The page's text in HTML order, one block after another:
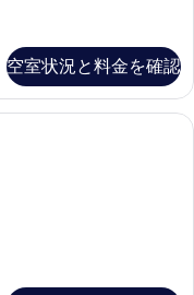
空室状況と料金を確認